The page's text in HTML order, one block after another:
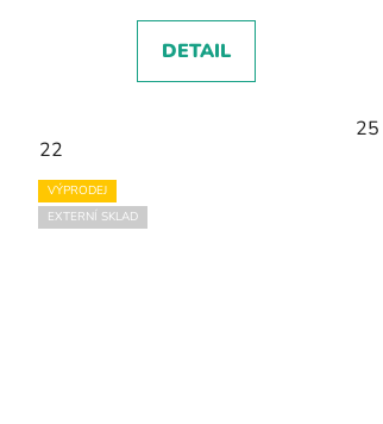
DETAIL
22
25
VÝPRODEJ
EXTERNÍ SKLAD